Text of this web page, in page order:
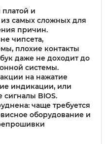
и
самых сложных для
причин.
чипсета,
плохие контакты
даже не доходит до
системы.
на нажатие
индикации, или
BIOS.
чаще требуется
оборудование и